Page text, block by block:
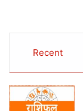
Recent